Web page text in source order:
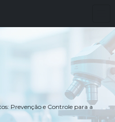
Prevenção e Controle para a